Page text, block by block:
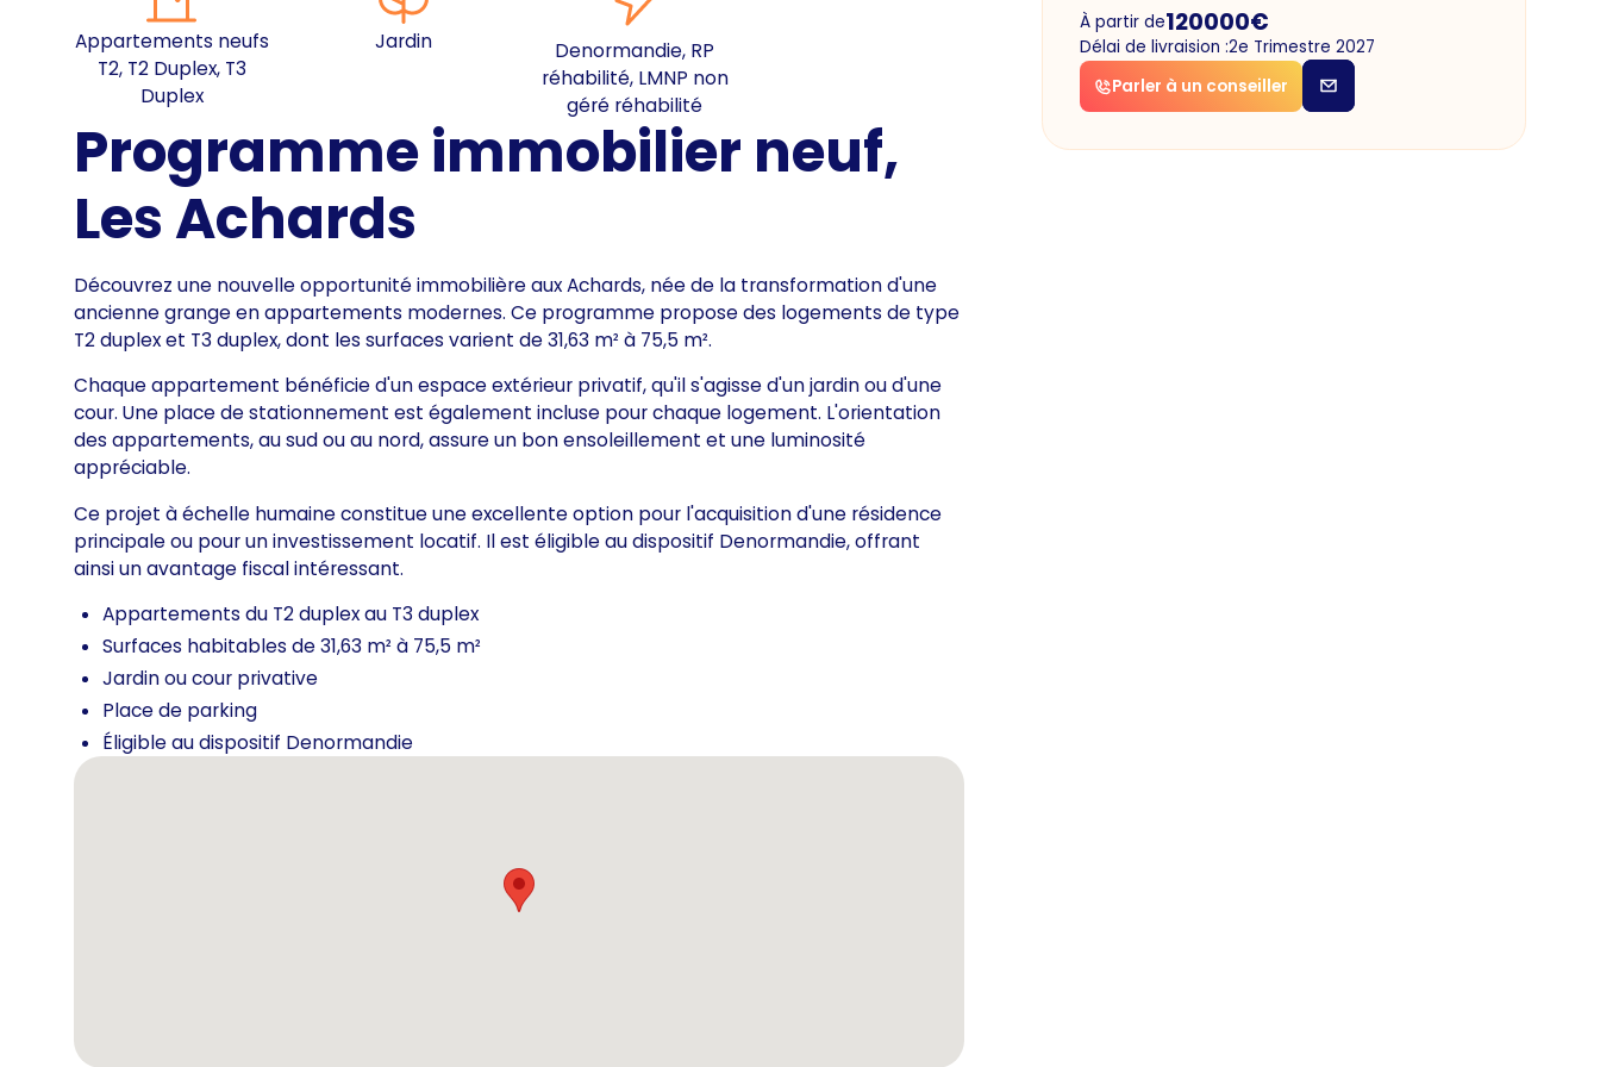
Appartements neufs
T2, T2 Duplex, T3
Duplex
Jardin
Denormandie, RP
réhabilité, LMNP non
géré réhabilité
Programme immobilier neuf,
Les Achards
Découvrez une nouvelle opportunité immobilière aux Achards, née de la transformation d'une
ancienne grange en appartements modernes. Ce programme propose des logements de type
T2 duplex et T3 duplex, dont les surfaces varient de 31,63 m² à 75,5 m².
Chaque appartement bénéficie d'un espace extérieur privatif, qu'il s'agisse d'un jardin ou d'une
cour. Une place de stationnement est également incluse pour chaque logement. L'orientation
des appartements, au sud ou au nord, assure un bon ensoleillement et une luminosité
appréciable.
Ce projet à échelle humaine constitue une excellente option pour l'acquisition d'une résidence
principale ou pour un investissement locatif. Il est éligible au dispositif Denormandie, offrant
ainsi un avantage fiscal intéressant.
Appartements du T2 duplex au T3 duplex
Surfaces habitables de 31,63 m² à 75,5 m²
Jardin ou cour privative
Place de parking
Éligible au dispositif Denormandie
À partir de120000€
Délai de livraision :2e Trimestre 2027
Parler à un conseiller